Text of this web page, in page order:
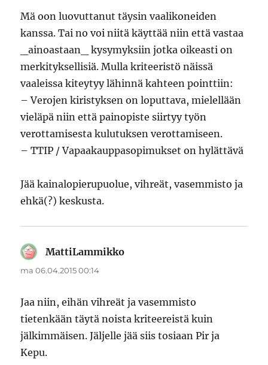
Mä oon luovuttanut täysin vaalikoneiden
kanssa. Tai no voi niitä käyttää niin että vastaa
_ainoastaan_ kysymyksiin jotka oikeasti on
merkityksellisiä. Mulla kriteeristö näissä
vaaleissa kiteytyy lähinnä kahteen pointtiin:
– Verojen kiristyksen on loputtava, mielellään
vieläpä niin että painopiste siirtyy työn
verottamisesta kulutuksen verottamiseen.
– TTIP / Vapaakauppasopimukset on hylättävä
Jää kainalopierupuolue, vihreät, vasemmisto ja
ehkä(?) keskusta.
MattiLammikko
ma 06.04.2015 00:14
Jaa niin, eihän vihreät ja vasemmisto
tietenkään täytä noista kriteereistä kuin
jälkimmäisen. Jäljelle jää siis tosiaan Pir ja
Kepu.